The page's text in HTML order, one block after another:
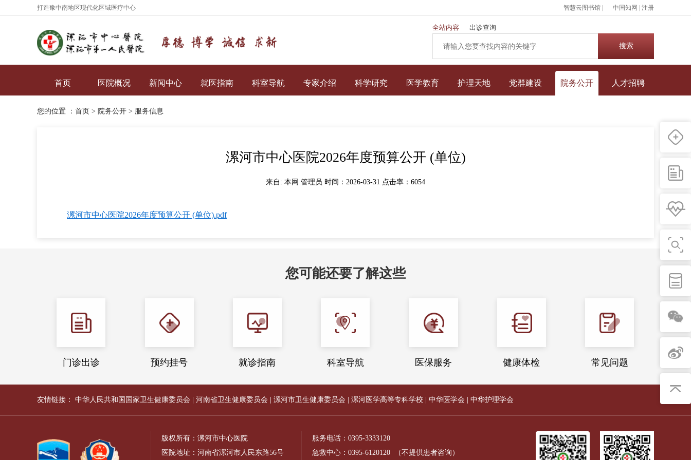
打造豫中南地区现代化区域医疗中心 智慧云图书馆 | 中国知网 注册
全站内容 出诊查询
首页 医院概况 新闻中心 就医指南 科室导航 专家介绍 科学研究 医学教育 护理天地 党群建设 院务公开 人才招聘
您的位置 ： 首页 > 院务公开 > 服务信息
漯河市中心医院2026年度预算公开 (单位)
来自: 本网 管理员 时间：2026-03-31 点击率： 6054
漯河市中心医院2026年度预算公开 (单位).pdf
您可能还要了解这些
门诊出诊 预约挂号 就诊指南 科室导航 医保服务 健康体检 常见问题
友情链接： 中华人民共和国国家卫生健康委员会 河南省卫生健康委员会 漯河市卫生健康委员会 漯河医学高等专科学校 中华医学会 中华护理学会
版权所有：漯河市中心医院
医院地址：河南省漯河市人民东路56号
服务电话： 0395-3333120
急救中心： 0395-6120120 （不提供患者咨询）